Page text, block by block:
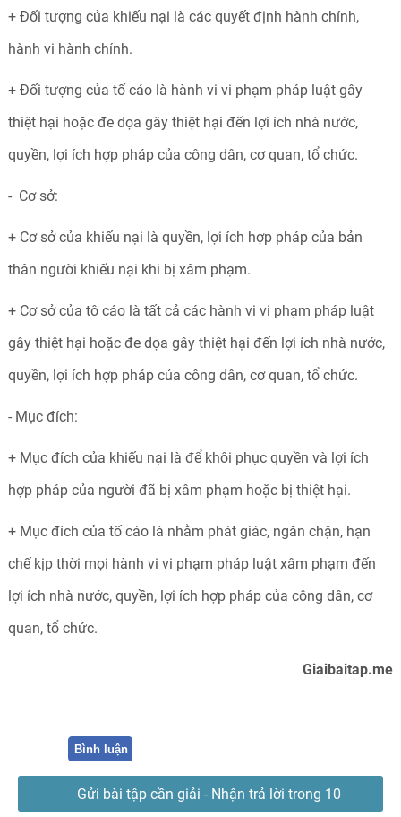
+ Đối tượng của khiếu nại là các quyết định hành chính,
hành vi hành chính.
+ Đối tượng của tố cáo là hành vi vi phạm pháp luật gây
thiệt hại hoặc đe dọa gây thiệt hại đến lợi ích nhà nước,
quyền, lợi ích hợp pháp của công dân, cơ quan, tổ chức.
- Cơ sở:
+ Cơ sở của khiếu nại là quyền, lợi ích hợp pháp của bản
thân người khiếu nại khi bị xâm phạm.
+ Cơ sở của tô cáo là tất cả các hành vi vi phạm pháp luật
gây thiệt hại hoặc đe dọa gây thiệt hại đến lợi ích nhà nước,
quyền, lợi ích hợp pháp của công dân, cơ quan, tổ chức.
- Mục đích:
+ Mục đích của khiếu nại là để khôi phục quyền và lợi ích
hợp pháp của người đã bị xâm phạm hoặc bị thiệt hại.
+ Mục đích của tố cáo là nhằm phát giác, ngăn chặn, hạn
chế kịp thời mọi hành vi vi phạm pháp luật xâm phạm đến
lợi ích nhà nước, quyền, lợi ích hợp pháp của công dân, cơ
quan, tổ chức.
Giaibaitap.me
Bình luận
Gửi bài tập cần giải - Nhận trả lời trong 10